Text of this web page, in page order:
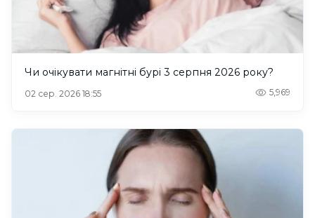
Чи очікувати магнітні бурі 3 серпня 2026 року?
02 сер. 2026 18:55 5,969